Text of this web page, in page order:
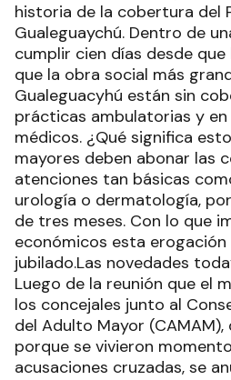
historia de la cobertura del
Gualeguaychú. Dentro de
cumplir cien días desde que
que la obra social más
Gualeguacyhú están sin
prácticas ambulatorias y
médicos. ¿Qué significa
mayores deben abonar las
atenciones tan básicas
urología o dermatología,
de tres meses. Con lo que
económicos esta erogación
jubilado.Las novedades
Luego de la reunión que el
los concejales junto al
del Adulto Mayor
porque se vivieron
acusaciones cruzadas, se